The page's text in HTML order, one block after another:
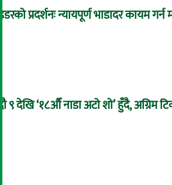
राइडरको प्रदर्शनः न्यायपूर्ण भाडादर कायम
भदौ ९ देखि ‘१८औँ नाडा अटो शो’ हुँदै, अग्रिम